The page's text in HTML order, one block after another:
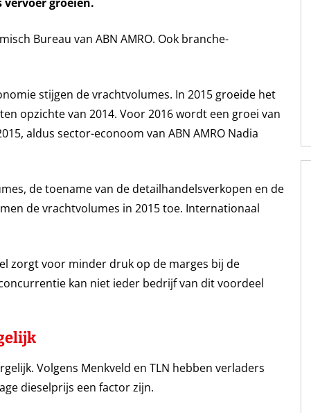
Bureau van ABN AMRO. Ook branche-
stijgen de vrachtvolumes. In 2015 groeide het
opzichte van 2014. Voor 2016 wordt een groei van
aldus sector-econoom van ABN AMRO Nadia
de toename van de detailhandelsverkopen en de
de vrachtvolumes in 2015 toe. Internationaal
zorgt voor minder druk op de marges bij de
kan niet ieder bedrijf van dit voordeel
Volgens Menkveld en TLN hebben verladers
dieselprijs een factor zijn.